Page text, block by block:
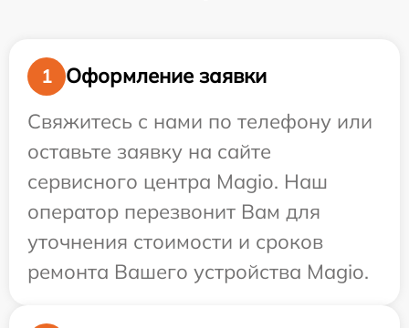
1
Оформление заявки
Свяжитесь с нами по телефону или
оставьте заявку на сайте
сервисного центра Magio. Наш
оператор перезвонит Вам для
уточнения стоимости и сроков
ремонта Вашего устройства Magio.